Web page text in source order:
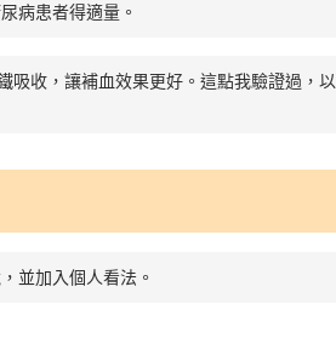
病患者得適量。
吸收，讓補血效果更好。這點我驗證過，以
並加入個人看法。